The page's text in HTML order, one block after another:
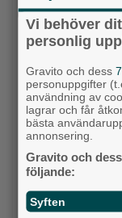
Vänsterpartiet
Miljöpartiet
Centerpartiet
Liberalerna
Vet ej
Vi behöver
personlig
Gravito och dess
personuppgifter
användning av
lagrar och får
bästa
annonsering.
Gravito och
följande:
Syften